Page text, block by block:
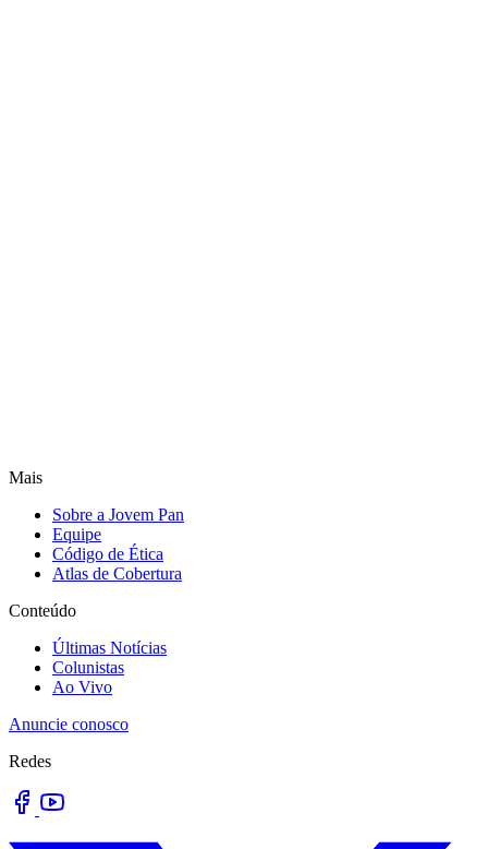
Mais
Sobre a Jovem Pan
Equipe
Código de Ética
Atlas de Cobertura
Conteúdo
Últimas Notícias
Colunistas
Ao Vivo
Anuncie conosco
Redes